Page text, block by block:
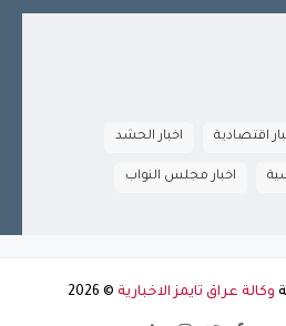
اقتصادية اخبار الحشد
اخبار مجلس النواب
وكالة عراق تايمز الاخبارية ©
2026